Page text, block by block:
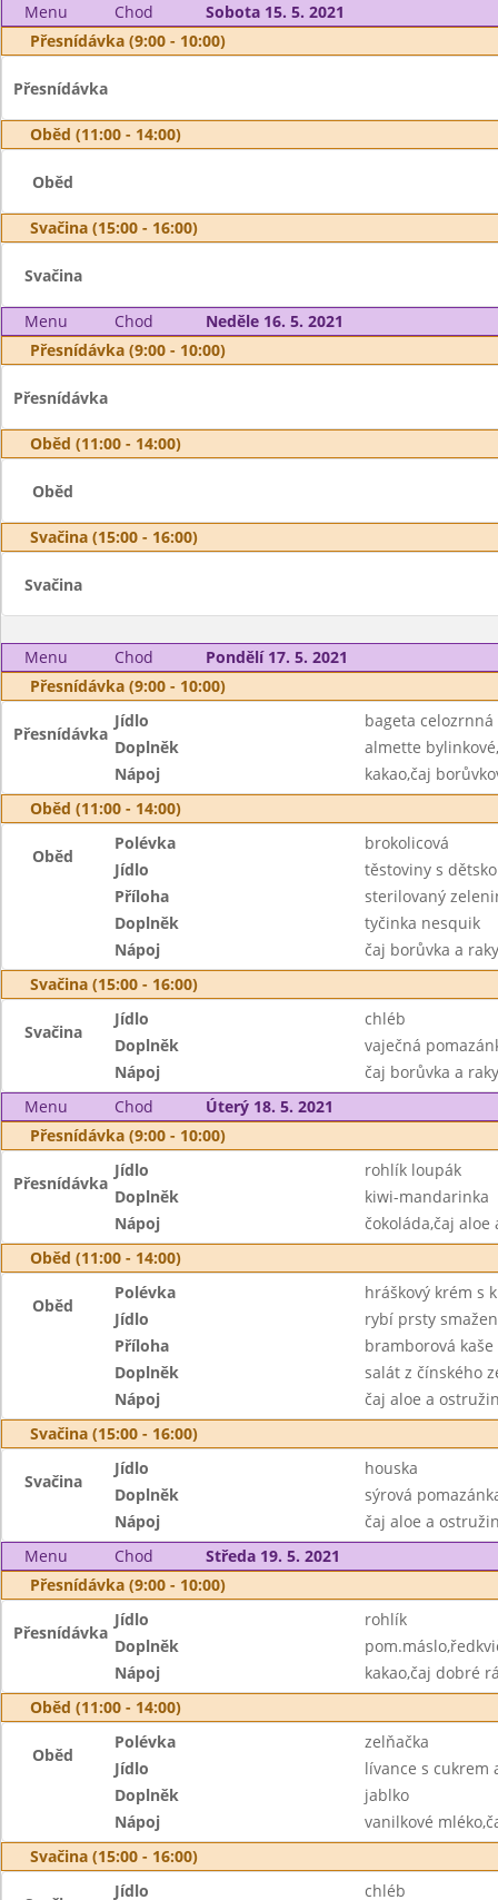
Menu
Chod
Sobota 15. 5. 2021
Přesnídávka (9:00 - 10:00)
Přesnídávka
Oběd (11:00 - 14:00)
Oběd
Svačina (15:00 - 16:00)
Svačina
Menu Chod
Neděle 16. 5. 2021
Přesnídávka (9:00 - 10:00)
Přesnídávka
Oběd (11:00 - 14:00)
Oběd
Svačina (15:00 - 16:00)
Svačina
Menu Chod
Pondělí 17. 5. 2021
Přesnídávka (9:00 - 10:00)
Přesnídávka
Jídlo
bageta celozrnná
Doplněk
almette
Nápoj
kakao,čaj
Oběd (11:00 - 14:00)
Oběd
Polévka
brokolicová
Jídlo
těstoviny s
Příloha
sterilovaný
Doplněk
tyčinka nesquik
Nápoj
čaj borůvka a
Svačina (15:00 - 16:00)
Svačina
Jídlo
chléb
Doplněk
vaječná
Nápoj
čaj borůvka a
Menu
Chod
Úterý 18. 5. 2021
Přesnídávka (9:00 - 10:00)
Přesnídávka
Jídlo
rohlík loupák
Doplněk
kiwi-mandarinka
Nápoj
čokoláda,čaj aloe
Oběd (11:00 - 14:00)
Oběd
Polévka
hráškový krém s
Jídlo
rybí prsty
Příloha
bramborová
Doplněk
salát z čínského
Nápoj
čaj aloe a
Svačina (15:00 - 16:00)
Svačina
Jídlo
houska
Doplněk
sýrová
Nápoj
čaj aloe a
Menu
Chod
Středa 19. 5. 2021
Přesnídávka (9:00 - 10:00)
Přesnídávka
Jídlo
rohlík
Doplněk
Nápoj
kakao,čaj dobré
Oběd (11:00 - 14:00)
Oběd
Polévka
zelňačka
Jídlo
lívance s cukrem
Doplněk
jablko
Nápoj
vanilkové
Svačina (15:00 - 16:00)
Jídlo chléb